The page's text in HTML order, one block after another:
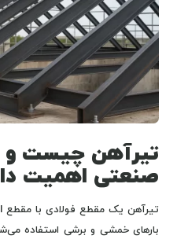
تیرآهن چیست و
صنعتی اهمیت
بارهای خمشی و برشی استفاده